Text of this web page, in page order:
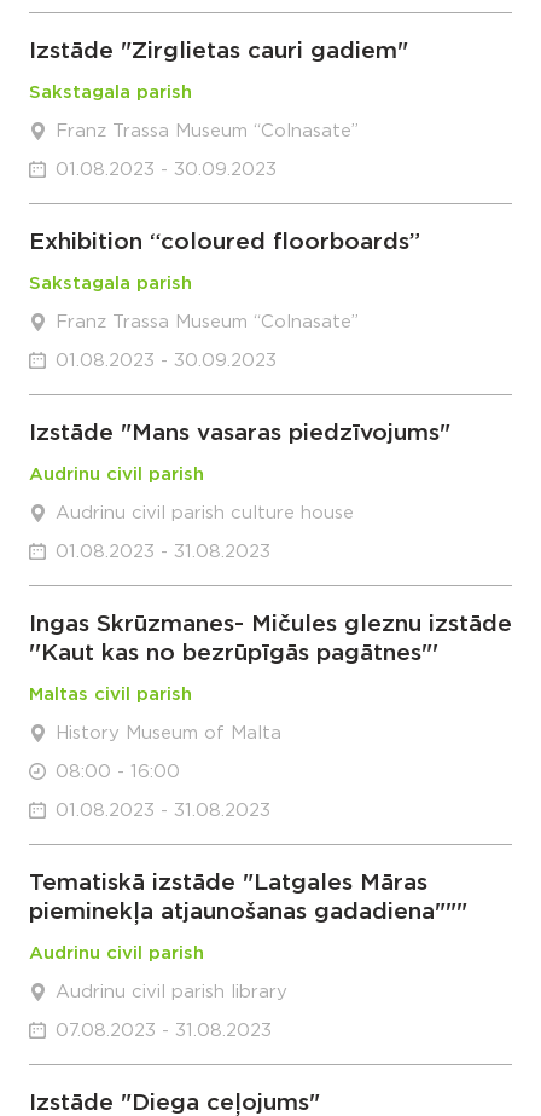
Izstāde "Zirglietas cauri gadiem"
Sakstagala parish
Franz Trassa Museum “Colnasate”
01.08.2023 - 30.09.2023
Exhibition “coloured floorboards”
Sakstagala parish
Franz Trassa Museum “Colnasate”
01.08.2023 - 30.09.2023
Izstāde "Mans vasaras piedzīvojums"
Audrinu civil parish
Audrinu civil parish culture house
01.08.2023 - 31.08.2023
Ingas Skrūzmanes- Mičules gleznu izstāde
''Kaut kas no bezrūpīgās pagātnes"'
Maltas civil parish
History Museum of Malta
08:00 - 16:00
01.08.2023 - 31.08.2023
Tematiskā izstāde "Latgales Māras
pieminekļa atjaunošanas gadadiena"""
Audrinu civil parish
Audrinu civil parish library
07.08.2023 - 31.08.2023
Izstāde "Diega ceļojums"